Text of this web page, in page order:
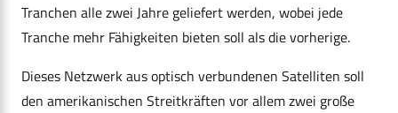
Tranchen alle zwei Jahre geliefert werden, wobei jede
Tranche mehr Fähigkeiten bieten soll als die vorherige.
Dieses Netzwerk aus optisch verbundenen Satelliten soll
den amerikanischen Streitkräften vor allem zwei große